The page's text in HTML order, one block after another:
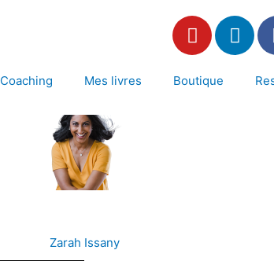
Y
o
t
L
i
Coaching Mes livres Boutique
Zarah Issany